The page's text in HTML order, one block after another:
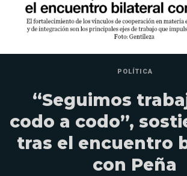
POLÍTICA
“Seguimos
codo a codo”,
tras el encuentro
con Peña